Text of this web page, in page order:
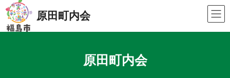
Skip
to
the
content
Skip
to
the
Navigation
原田町内会
原田町内会